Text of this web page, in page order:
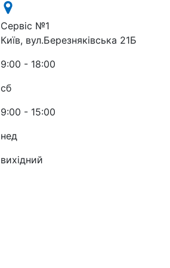
Сервіс №1
Київ, вул.Березняківська 21Б
9:00 - 18:00
сб
9:00 - 15:00
нед
вихідний